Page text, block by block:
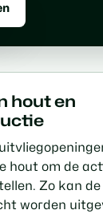
hout en
hout om de
Zo kan de
worden